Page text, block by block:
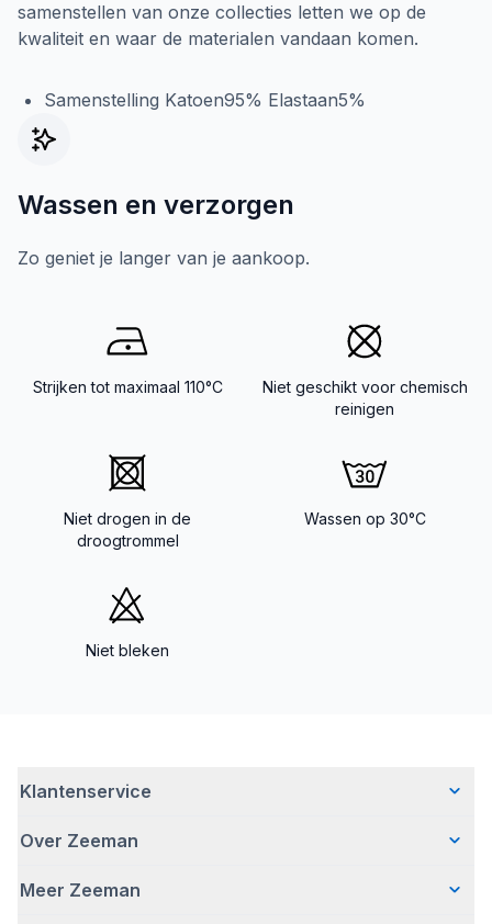
samenstellen van onze collecties letten we op de
kwaliteit en waar de materialen vandaan komen.
Samenstelling Katoen95% Elastaan5%
Wassen en verzorgen
Zo geniet je langer van je aankoop.
Strijken tot maximaal 110°C
Niet geschikt voor chemisch
reinigen
Niet drogen in de
droogtrommel
Wassen op 30°C
Niet bleken
Klantenservice
Veelgestelde vragen
Bezorgen
Over Zeeman
Wie wij zijn
Meer Zeeman